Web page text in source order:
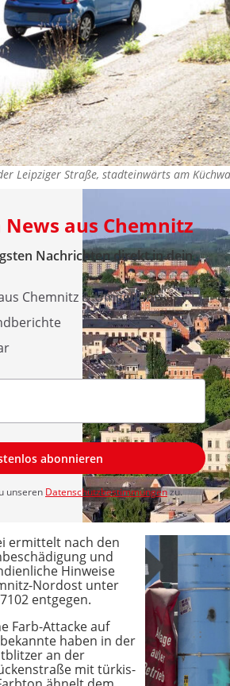
Leipziger Straße, stadteinwärts am
aus Chemnitz
Nachrichten direkt in dein
Chemnitz & Umgebung
abonnieren
unseren Datenschutzbestimmungenzu.
ermittelt nach den
und
Hinweise
Nordost unter
entgegen.
Farb-Attacke auf
haben in der
an der
mit türkis-